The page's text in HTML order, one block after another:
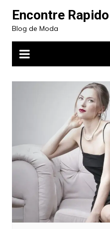
para
conteúdo
Encontre Rapido
Blog de Moda